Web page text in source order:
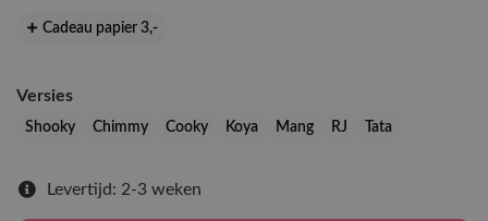
Cadeau papier 3,-
Versies
Shooky Chimmy Cooky Koya Mang RJ Tata
Levertijd: 2-3 weken